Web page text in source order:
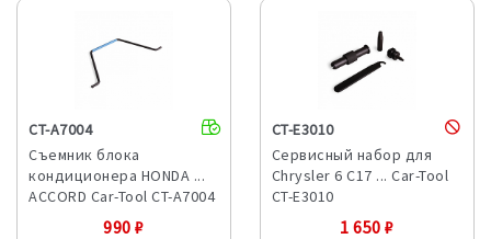
CT-A7004
Съемник блока
кондиционера HONDA ...
ACCORD Car-Tool CT-A7004
990₽
CT-E3010
Сервисный набор для
Chrysler 6 C17 ... Car-Tool
CT-E3010
1 650₽